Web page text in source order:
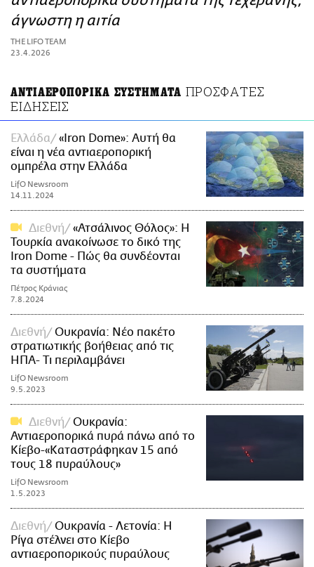
ΑΜΠΑ
PRINT
άγνωστη η αιτία
THE LIFO TEAM
23.4.2026
ΑΝΤΙΑΕΡΟΠΟΡΙΚΑ ΣΥΣΤΗΜΑΤΑ ΠΡΟΣΦΑΤΕΣ
ΕΙΔΗΣΕΙΣ
Ελλάδα
«Iron Dome»: Αυτή θα
είναι η νέα αντιαεροπορική
ομπρέλα στην Ελλάδα
LifO Newsroom
14.11.2024
Διεθνή
«Ατσάλινος Θόλος»: Η
Τουρκία ανακοίνωσε το δικό της
Iron Dome - Πώς θα συνδέονται
τα συστήματα
Πέτρος Κράνιας
7.8.2024
Διεθνή
Ουκρανία: Νέο πακέτο
στρατιωτικής βοήθειας από τις
ΗΠΑ- Τι περιλαμβάνει
LifO Newsroom
9.5.2023
Διεθνή
Ουκρανία:
Αντιαεροπορικά πυρά πάνω από το
Κίεβο-«Καταστράφηκαν 15 από
τους 18 πυραύλους»
LifO Newsroom
1.5.2023
Διεθνή
Ουκρανία - Λετονία: Η
Ρίγα στέλνει στο Κίεβο
αντιαεροπορικούς πυραύλους